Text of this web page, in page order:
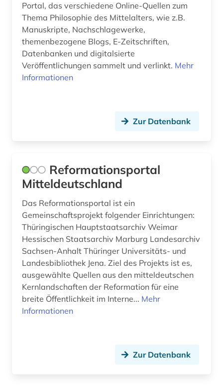
bosnien-herzegowina (3)
botanik (3)
braak (1)
brahms, johannes | komponist; pianist (2)
brandschutz (1)
brandt (1)
braunkohle (1)
braunschweig (1)
breda (1)
bremen (2)
brežnev, leonid ilʹič | politiker (1)
brief (5)
british national corpus (2)
brülow, kaspar | schriftsteller;
Portal, das verschiedene Online-Quellen zum
Thema Philosophie des Mittelalters, wie z.B.
Manuskripte, Nachschlagewerke,
themenbezogene Blogs, E-Zeitschriften,
Datenbanken und digitalsierte
Veröffentlichungen sammelt und verlinkt. Mehr
Informationen
Zur Datenbank
Reformationsportal
Mitteldeutschland
Das Reformationsportal ist ein
Gemeinschaftsprojekt folgender Einrichtungen:
Thüringischen Hauptstaatsarchiv Weimar
Hessischen Staatsarchiv Marburg Landesarchiv
Sachsen-Anhalt Thüringer Universitäts- und
Landesbibliothek Jena. Ziel des Projekts ist es,
ausgewählte Quellen aus den mitteldeutschen
Kernlandschaften der Reformation für eine
breite Öffentlichkeit im Interne... Mehr
Informationen
Zur Datenbank